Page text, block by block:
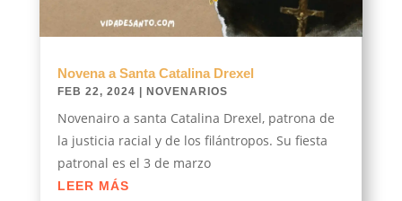
Novena a Santa Catalina Drexel
FEB 22, 2024 NOVENARIOS
Novenairo a santa Catalina Drexel, patrona de
la justicia racial y de los filántropos. Su fiesta
patronal es el 3 de marzo
LEER MÁS